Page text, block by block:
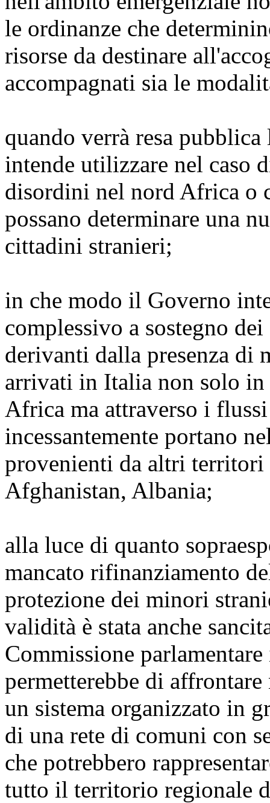
le ordinanze che
risorse da destinare
accompagnati sia le
quando verrà resa
intende utilizzare nel caso
disordini nel nord Africa o
possano determinare una
cittadini stranieri;
in che modo il Governo
complessivo a sostegno
derivanti dalla presenza di
arrivati in Italia non solo in
Africa ma attraverso i
incessantemente portano
provenienti da altri
Afghanistan, Albania;
alla luce di quanto
mancato rifinanziamento
protezione dei minori
validità è stata anche
Commissione
permetterebbe di
un sistema organizzato in
di una rete di comuni con
che potrebbero
tutto il territorio regionale